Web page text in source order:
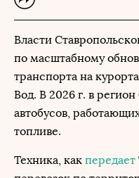
Власти
по масштабному
транспорта на
Вод. В 2026 г. в
автобусов,
топливе.
Техника, как передает